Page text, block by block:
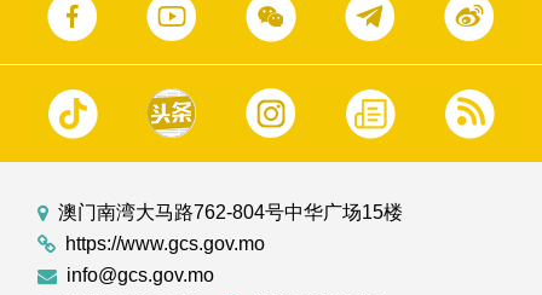
澳门南湾大马路762-804号中华广场15楼
https://www.gcs.gov.mo
info@gcs.gov.mo